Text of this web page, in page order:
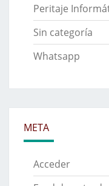
Peritaje
Sin categoría
Whatsapp
META
Acceder